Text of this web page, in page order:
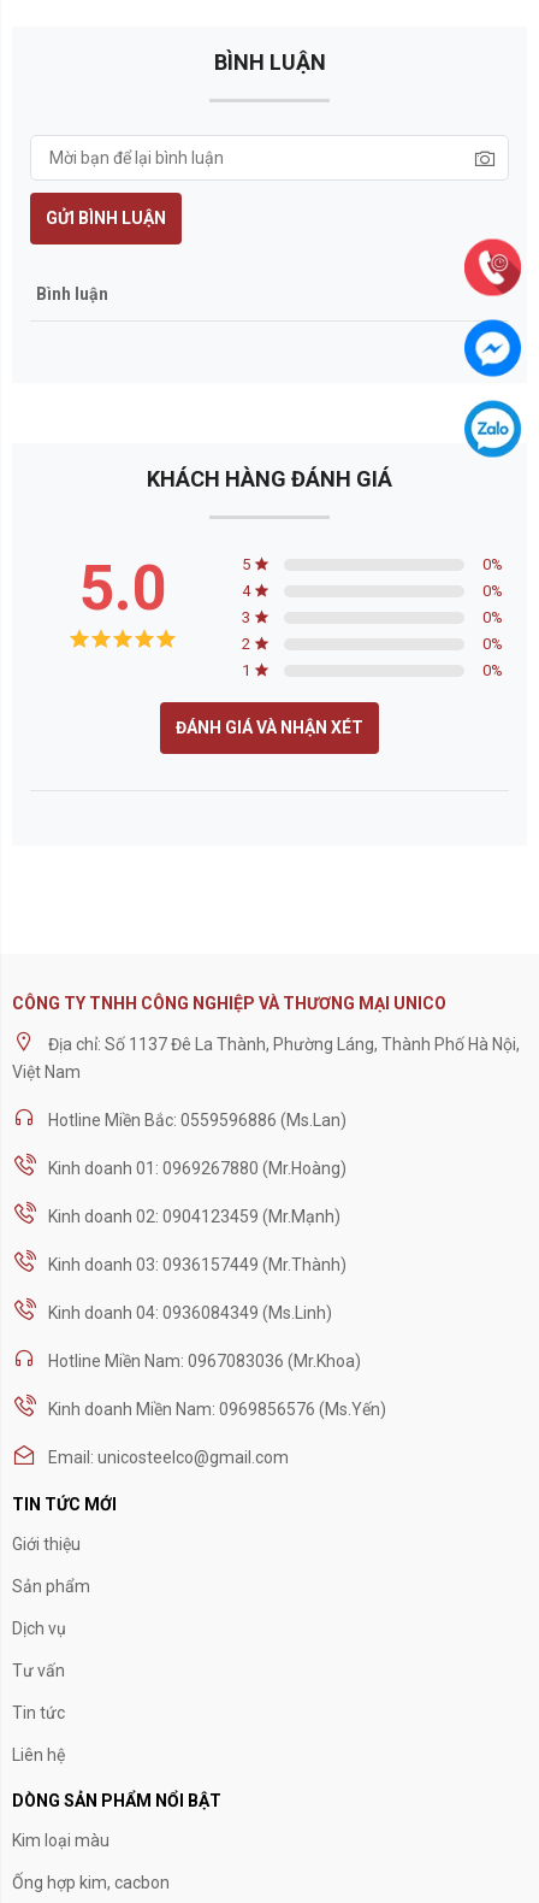
BÌNH LUẬN
GỬI BÌNH LUẬN
Bình luận
KHÁCH HÀNG ĐÁNH GIÁ
5.0 5 0%
4
0%
3
0%
2
0%
1
0%
ĐÁNH GIÁ VÀ NHẬN XÉT
CÔNG TY TNHH CÔNG NGHIỆP VÀ THƯƠNG MẠI UNICO
Địa chỉ: Số 1137 Đê La Thành, Phường Láng, Thành Phố Hà Nội,
Việt Nam
Hotline Miền Bắc: 0559596886 (Ms.Lan)
Kinh doanh 01: 0969267880 (Mr.Hoàng)
Kinh doanh 02: 0904123459 (Mr.Mạnh)
Kinh doanh 03: 0936157449 (Mr.Thành)
Kinh doanh 04: 0936084349 (Ms.Linh)
Hotline Miền Nam: 0967083036 (Mr.Khoa)
Kinh doanh Miền Nam: 0969856576 (Ms.Yến)
Email: unicosteelco@gmail.com
TIN TỨC MỚI
Giới thiệu
Sản phẩm
Dịch vụ
Tư vấn
Tin tức
Liên hệ
DÒNG SẢN PHẨM NỔI BẬT
Kim loại màu
Ống hợp kim, cacbon